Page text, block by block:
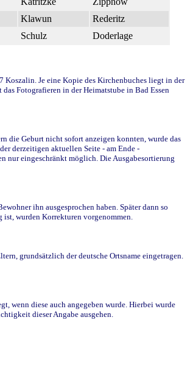
Klawun
Rederitz
Schulz Doderlage
Je eine Kopie des Kirchenbuches liegt in der
Fotografieren in der Heimatstube in Bad Essen
die Geburt nicht sofort anzeigen konnten, wurde das
derzeitigen aktuellen Seite - am Ende -
nur eingeschränkt möglich. Die Ausgabesortierung
ihn ausgesprochen haben. Später dann so
wurden Korrekturen vorgenommen.
grundsätzlich der deutsche Ortsname eingetragen.
wenn diese auch angegeben wurde. Hierbei wurde
dieser Angabe ausgehen.